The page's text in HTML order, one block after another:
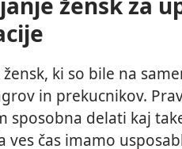
žensk, ki so bile na
in prekucnikov.
sposobna delati kaj
ves čas imamo